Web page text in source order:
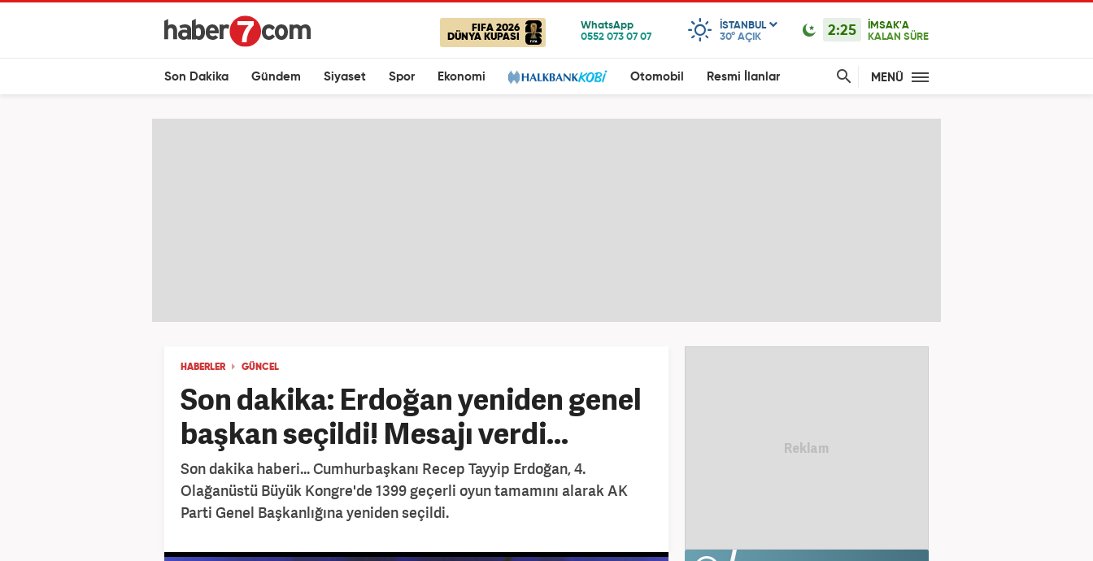
FIFA 2026
DÜNYA KUPASI
ISTANBUL
30° AÇIK 2:25
İMSAK'A
KALAN SÜRE
Son Dakika Gündem Siyaset Spor Ekonomi Otomobil Resmi İlanlar MENÜ
HABERLER GÜNCEL
Son dakika: Erdoğan yeniden genel
başkan seçildi! Mesajı verdi...
Son dakika haberi... Cumhurbaşkanı Recep Tayyip Erdoğan, 4.
Olağanüstü Büyük Kongre'de 1399 geçerli oyun tamamını alarak AK
Parti Genel Başkanlığına yeniden seçildi.